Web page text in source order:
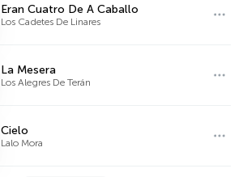
Eran Cuatro De A Caballo
Los Cadetes De Linares
La Mesera
Los Alegres De Terán
Cielo
Lalo Mora